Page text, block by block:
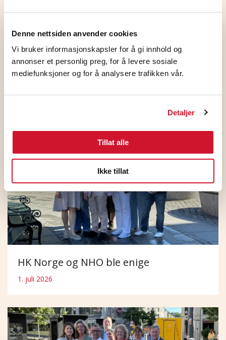
Denne nettsiden anvender cookies
Vi bruker informasjonskapsler for å gi innhold og
annonser et personlig preg, for å levere sosiale
mediefunksjoner og for å analysere trafikken vår.
Detaljer
Tillat alle
Ikke tillat
HKs medlemmer på NHO
Standardoverenskomsten stemte JA
5. august 2026
HK Norge og NHO ble enige
1. juli 2026